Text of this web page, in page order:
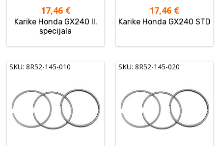
17,46 €
Karike Honda GX240 II.
specijala
17,46 €
Karike Honda GX240 STD
SKU: 8R52-145-010 SKU: 8R52-145-020